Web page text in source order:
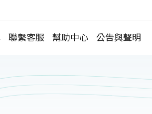
聯繫客服 幫助中心 公告與聲明